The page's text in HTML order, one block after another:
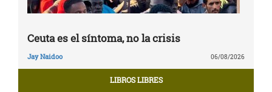
Ceuta es el síntoma, no la crisis
Jay Naidoo 06/08/2026
LIBROS LIBRES